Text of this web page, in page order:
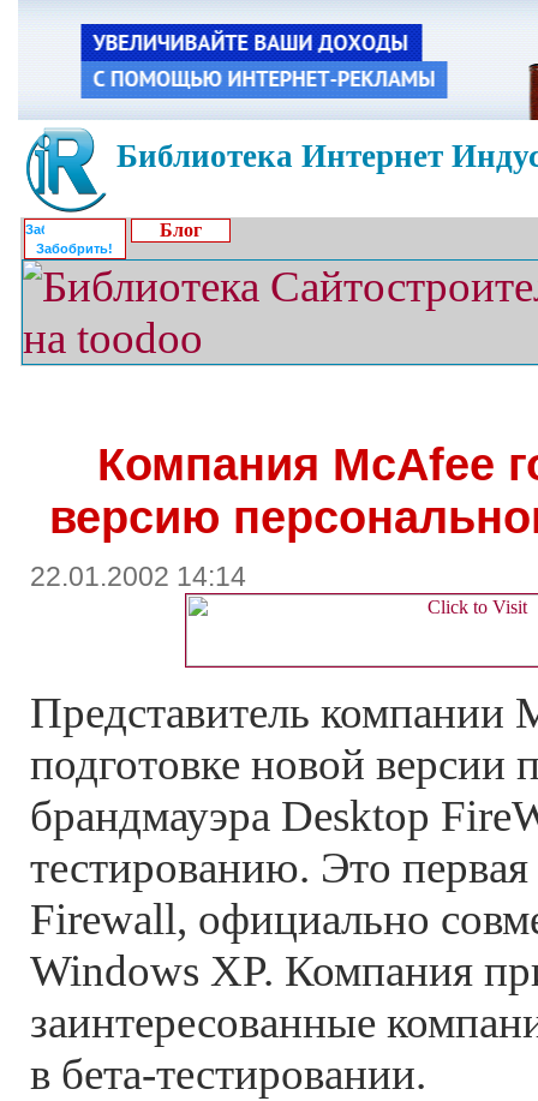
Библиотека Интернет
Забобрить!
Блог
Компания McAfee
версию
22.01.2002 14:14
Представитель компании
подготовке новой версии
брандмауэра Desktop
тестированию. Это
Firewall, официально
Windows XP. Компания
заинтересованные
в бета-тестировании.